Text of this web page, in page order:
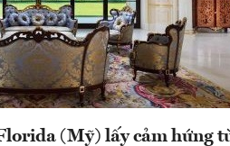
(Mỹ) lấy cảm hứng